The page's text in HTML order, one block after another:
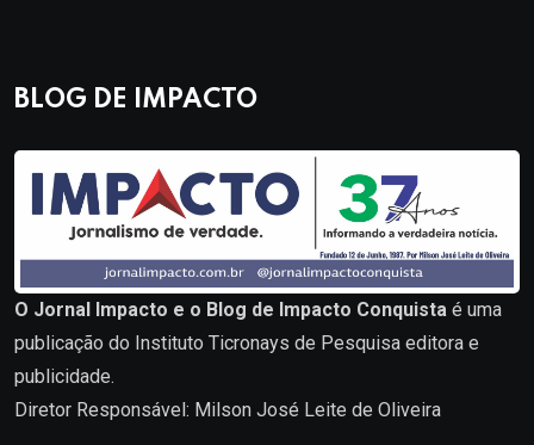
BLOG DE IMPACTO
O Jornal Impacto e o Blog de Impacto Conquista é uma
publicação do Instituto Ticronays de Pesquisa editora e
publicidade.
Diretor Responsável: Milson José Leite de Oliveira